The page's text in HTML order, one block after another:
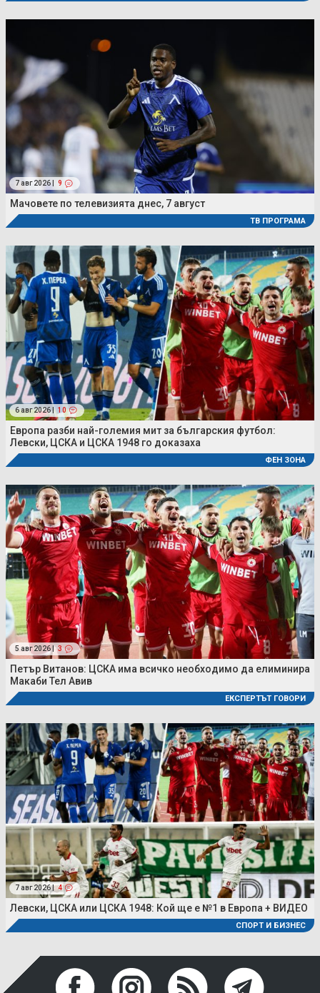
7 авг 2026 | 9
Мачовете по телевизията днес, 7 август
ТВ ПРОГРАМА
6 авг 2026 | 10
Европа разби най-големия мит за българския футбол:
Левски, ЦСКА и ЦСКА 1948 го доказаха
ФЕН ЗОНА
5 авг 2026 | 3
Петър Витанов: ЦСКА има всичко необходимо да елиминира
Макаби Тел Авив
ЕКСПЕРТЪТ ГОВОРИ
7 авг 2026 | 4
Левски, ЦСКА или ЦСКА 1948: Кой ще е №1 в Европа + ВИДЕО
СПОРТ И БИЗНЕС